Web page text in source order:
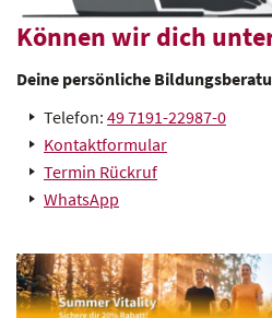
Können wir dich
Deine persönliche
Telefon: 49 7191-22987-0
Kontaktformular
Termin Rückruf
WhatsApp